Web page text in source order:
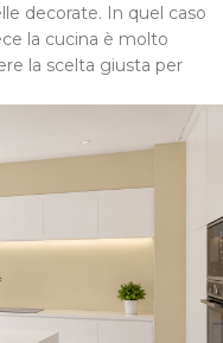
decorate. In quel caso
la cucina è molto
la scelta giusta per